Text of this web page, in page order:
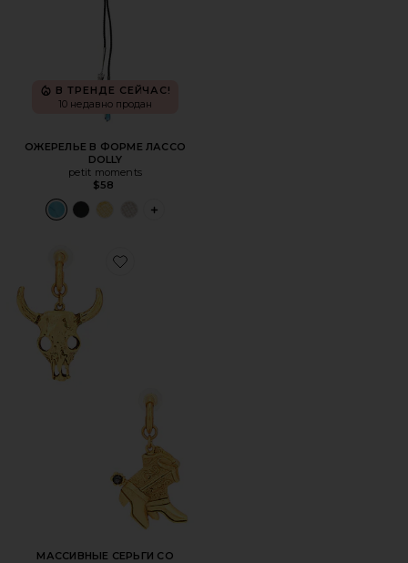
В ТРЕНДЕ СЕЙЧАС!
10 недавно продан
ОЖЕРЕЛЬЕ В ФОРМЕ ЛАССО
DOLLY
petit moments
$58
PLUS ICON TO SEE MORE OPTIONS
Favorite МАССИВНЫЕ СЕРЬГИ СО ШПИЛЬКАМИ
МАССИВНЫЕ СЕРЬГИ СО